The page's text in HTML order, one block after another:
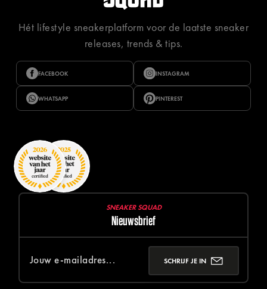
Hét lifestyle sneakerplatform voor de laatste sneaker
releases, trends & tips.
FACEBOOK INSTAGRAM
WHATSAPP PINTEREST
SNEAKER SQUAD
Nieuwsbrief
SCHRIJF JE IN